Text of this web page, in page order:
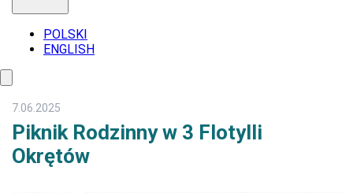
POLSKI
ENGLISH
7.06.2025
Piknik Rodzinny w 3 Flotylli
Okrętów